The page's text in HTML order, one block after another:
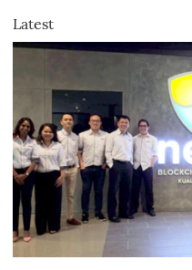
Latest